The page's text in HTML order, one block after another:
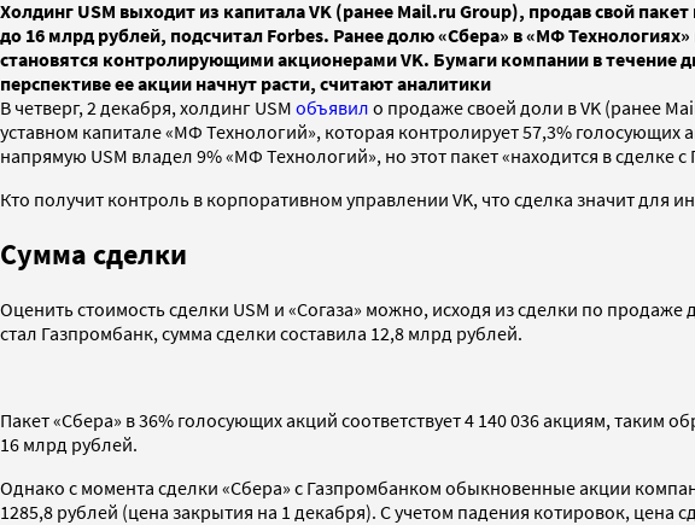
Холдинг USM выходит из капитала VK (ранее Mail.ru Group), продав свой
до 16 млрд рублей, подсчитал Forbes. Ранее долю «Сбера» в «МФ
становятся контролирующими акционерами VK. Бумаги компании в течение
перспективе ее акции начнут расти, считают аналитики
В четверг, 2 декабря, холдинг USM объявил о продаже своей доли в VK (ранее
уставном капитале «МФ Технологий», которая контролирует 57,3%
напрямую USM владел 9% «МФ Технологий», но этот пакет «находится в сделке
Кто получит контроль в корпоративном управлении VK, что сделка значит для
Сумма сделки
Оценить стоимость сделки USM и «Согаза» можно, исходя из сделки по
стал Газпромбанк, сумма сделки составила 12,8 млрд рублей.
Пакет «Сбера» в 36% голосующих акций соответствует 4 140 036 акциям, таким
16 млрд рублей.
Однако с момента сделки «Сбера» с Газпромбанком обыкновенные акции
1285,8 рублей (цена закрытия на 1 декабря). С учетом падения котировок, цена